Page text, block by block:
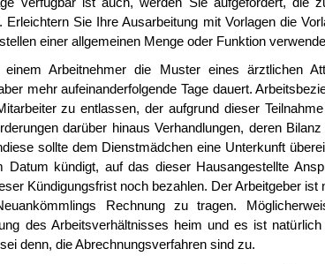
Sie Ihre Ausarbeitung mit Vorlagen die
einer allgemeinen Menge oder Funktion
Arbeitnehmer die Muster eines ärztlichen
mehr aufeinanderfolgende Tage dauert.
zu entlassen, der aufgrund dieser
darüber hinaus Verhandlungen, deren
sollte dem Dienstmädchen eine Unterkunft
Datum kündigt, auf das dieser Hausangestellte
Kündigungsfrist noch bezahlen. Der Arbeitgeber ist
Rechnung zu tragen.
des Arbeitsverhältnisses heim und es ist
denn, die Abrechnungsverfahren sind zu.